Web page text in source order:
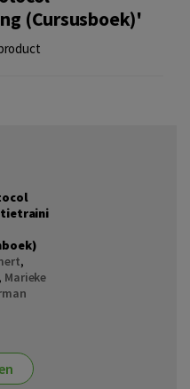
(Cursusboek)'
,
, Marieke